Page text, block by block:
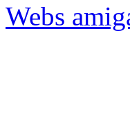
Webs